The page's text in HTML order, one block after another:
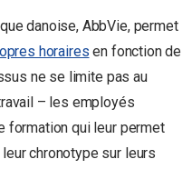
danoise, AbbVie, permet
horaires en fonction de
ne se limite pas au
– les employés
formation qui leur permet
chronotype sur leurs